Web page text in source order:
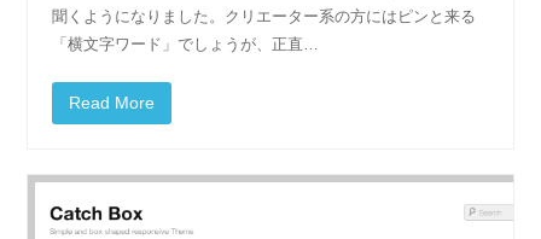
聞くようになりました。クリエーター系の方にはピンと来る
「横文字ワード」でしょうが、正直…
Read More